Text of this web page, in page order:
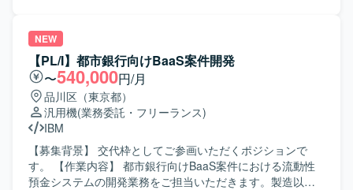
ら下流までの経験を積み、今後のキャリア形成に活かして
いただける環境です。 【開発環境】 ERPパッケージとして
IFS ERPを利用し、PL/SQLを用いた開発およびデータ移行
実装を行う環境となります。
体・結合テストまでをご担当いただきます。 移行PGポジシ
ョンでは、既存システムからIFS ERPへのデータ移行ロジッ
クの設計および実装を行っていただきます。 移行SEポジシ
ョンでは、データ移行方針の整理、移行設計、全体移行計
画の策定や関係者との調整など、移行領域の統括をご担当
いただきます。 【求める人物像】 関係者と連携しながら主
体的にコミュニケーションを取れる方を求めております。
課題が発生した際に自ら状況整理と報告を行い、解決に向
けて粘り強く対応いただける方が望ましいです。 ERP導入
プロジェクト特有の変更や調整に柔軟に対応できる方を歓
NEW
【PL/I】都市銀行向けBaaS案件開発
〜540,000円/月
品川区（東京都）
汎用機(業務委託・フリーランス)
IBM
【募集背景】 交代枠としてご参画いただくポジションで
す。 【作業内容】 都市銀行向けBaaS案件における流動性
預金システムの開発業務をご担当いただきます。製造以降